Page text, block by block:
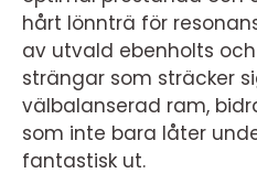
hårt lönnträ för
av utvald ebenholts
strängar som sträcker
välbalanserad ram,
som inte bara låter
fantastisk ut.